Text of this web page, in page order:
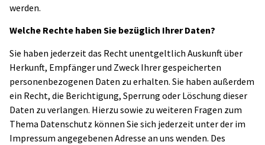
werden.
Welche Rechte haben Sie bezüglich Ihrer Daten?
Sie haben jederzeit das Recht unentgeltlich Auskunft über
Herkunft, Empfänger und Zweck Ihrer gespeicherten
personenbezogenen Daten zu erhalten. Sie haben außerdem
ein Recht, die Berichtigung, Sperrung oder Löschung dieser
Daten zu verlangen. Hierzu sowie zu weiteren Fragen zum
Thema Datenschutz können Sie sich jederzeit unter der im
Impressum angegebenen Adresse an uns wenden. Des